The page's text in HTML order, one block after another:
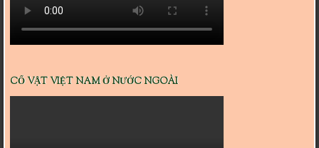
CỔ VẬT VIỆT NAM Ở NƯỚC NGOÀI